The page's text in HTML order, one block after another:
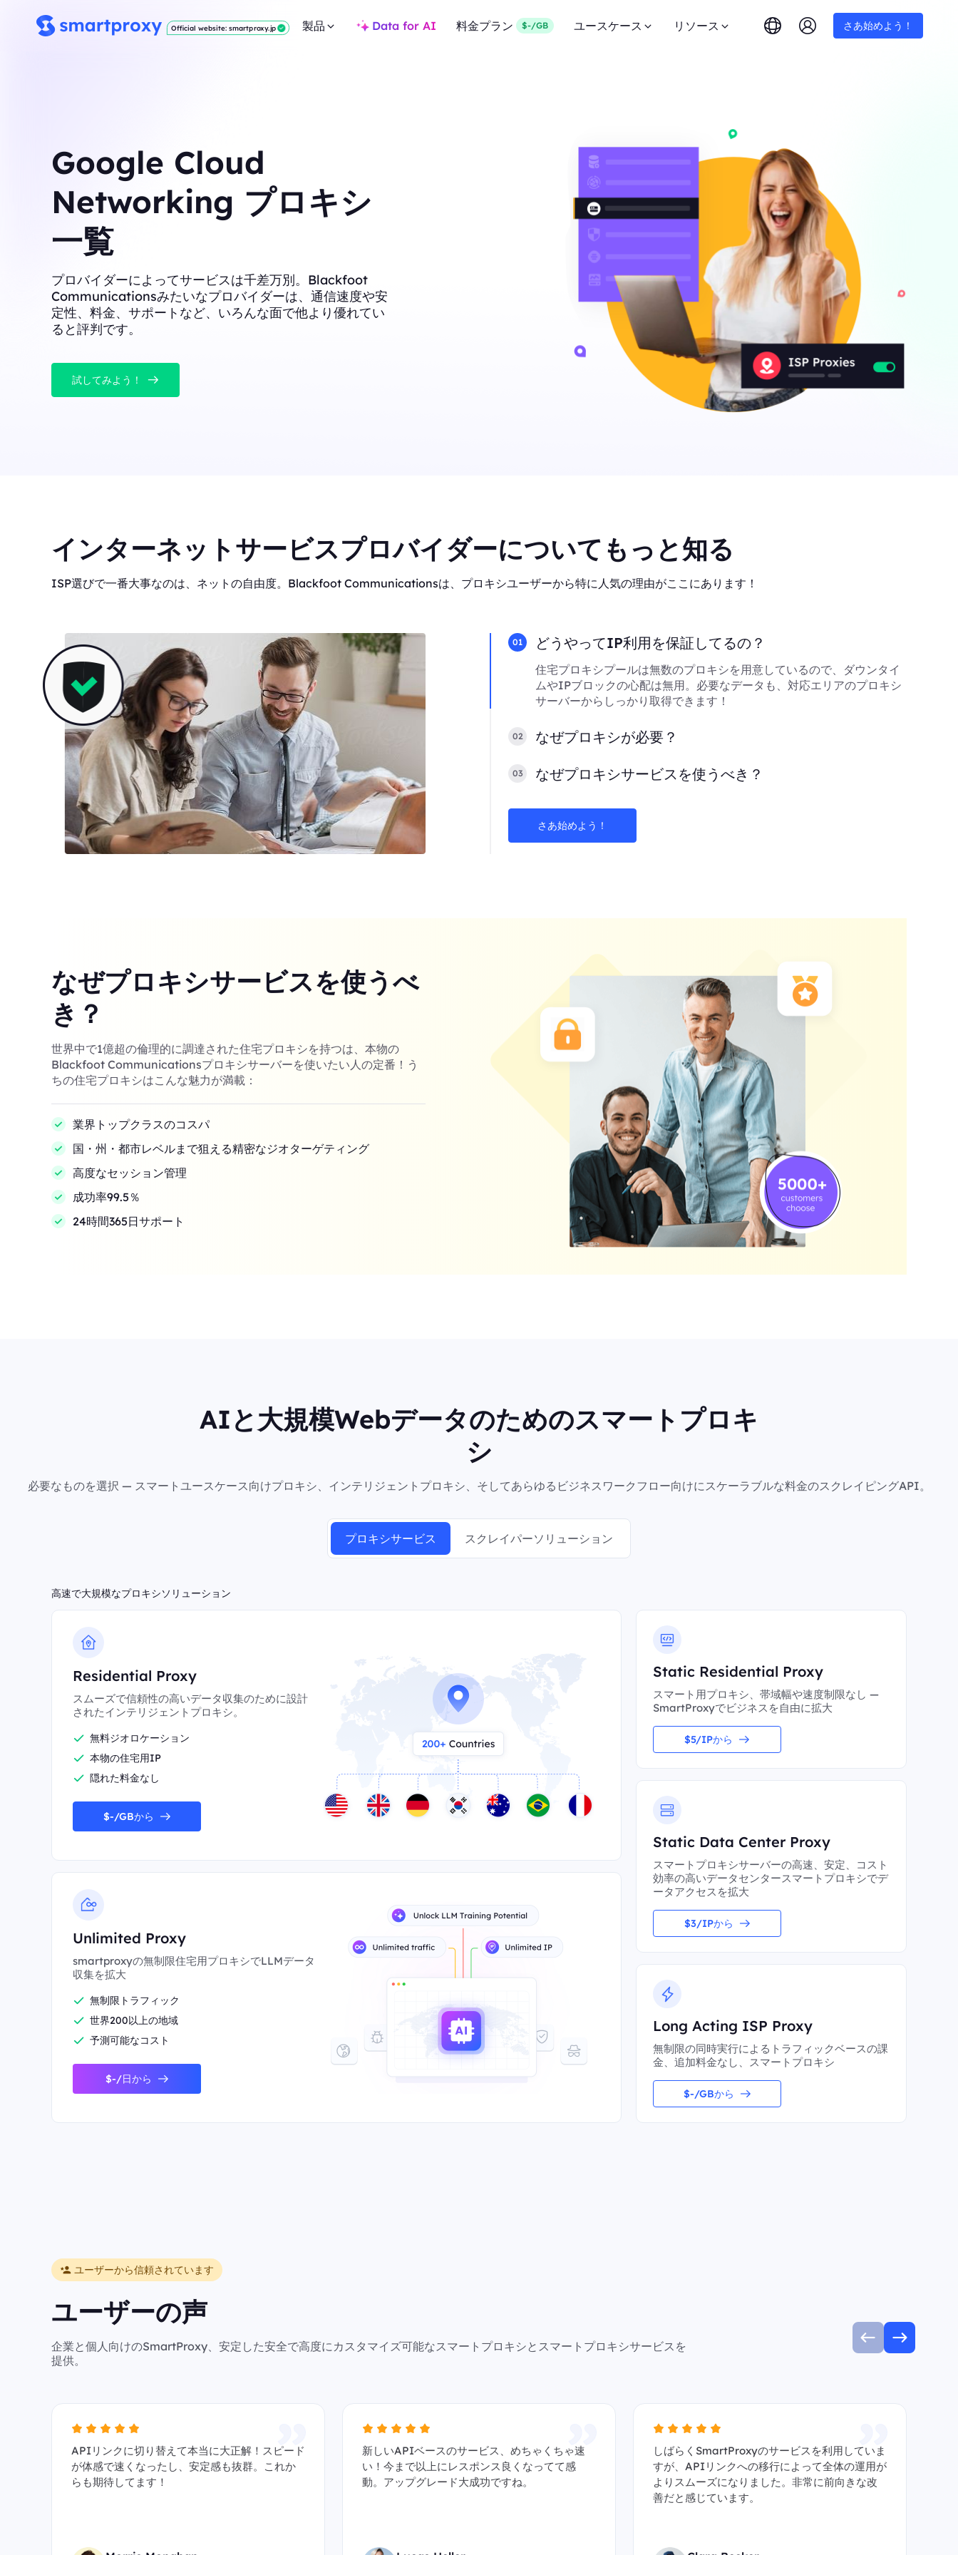
Official website: smartproxy.jp 製品 Data for AI 料金プラン $-/GB ユースケース リソース さあ始めよう！
Google Cloud
Networking プロキシ
一覧
プロバイダーによってサービスは千差万別。Blackfoot
Communicationsみたいなプロバイダーは、通信速度や安
定性、料金、サポートなど、いろんな面で他より優れてい
ると評判です。
試してみよう！
インターネットサービスプロバイダーについてもっと知る
ISP選びで一番大事なのは、ネットの自由度。Blackfoot Communicationsは、プロキシユーザーから特に人気の理由がここにあります！
01 どうやってIP利用を保証してるの？
住宅プロキシプールは無数のプロキシを用意しているので、ダウンタイ
ムやIPブロックの心配は無用。必要なデータも、対応エリアのプロキシ
サーバーからしっかり取得できます！
02 なぜプロキシが必要？
03 なぜプロキシサービスを使うべき？
さあ始めよう！
なぜプロキシサービスを使うべ
き？
世界中で1億超の倫理的に調達された住宅プロキシを持つは、本物の
Blackfoot Communicationsプロキシサーバーを使いたい人の定番！う
ちの住宅プロキシはこんな魅力が満載：
業界トップクラスのコスパ
国・州・都市レベルまで狙える精密なジオターゲティング
高度なセッション管理
成功率99.5％
24時間365日サポート
AIと大規模Webデータのためのスマートプロキ
シ
必要なものを選択 — スマートユースケース向けプロキシ、インテリジェントプロキシ、そしてあらゆるビジネスワークフロー向けにスケーラブルな料金のスクレイピングAPI。
プロキシサービス スクレイパーソリューション
高速で大規模なプロキシソリューション
Residential Proxy
スムーズで信頼性の高いデータ収集のために設計
されたインテリジェントプロキシ。
無料ジオロケーション
本物の住宅用IP
隠れた料金なし
$-/GBから
Unlimited Proxy
smartproxyの無制限住宅用プロキシでLLMデータ
収集を拡大
無制限トラフィック
世界200以上の地域
予測可能なコスト
$-/日から
Static Residential Proxy
スマート用プロキシ、帯域幅や速度制限なし —
SmartProxyでビジネスを自由に拡大
$5/IPから
Static Data Center Proxy
スマートプロキシサーバーの高速、安定、コスト
効率の高いデータセンタースマートプロキシでデ
ータアクセスを拡大
$3/IPから
Long Acting ISP Proxy
無制限の同時実行によるトラフィックベースの課
金、追加料金なし、スマートプロキシ
$-/GBから
ユーザーから信頼されています
ユーザーの声
企業と個人向けのSmartProxy、安定した安全で高度にカスタマイズ可能なスマートプロキシとスマートプロキシサービスを
提供。
APIリンクに切り替えて本当に大正解！スピード
が体感で速くなったし、安定感も抜群。これか
らも期待してます！
新しいAPIベースのサービス、めちゃくちゃ速
い！今まで以上にレスポンス良くなってて感
動。アップグレード大成功ですね。
しばらくSmartProxyのサービスを利用していま
すが、APIリンクへの移行によって全体の運用が
よりスムーズになりました。非常に前向きな改
善だと感じています。